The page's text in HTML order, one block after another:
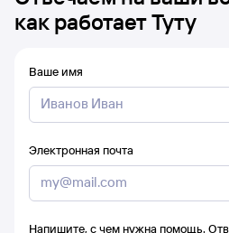
как работает Туту
Ваше имя
Электронная почта
Напишите, с чем нужна помощь.